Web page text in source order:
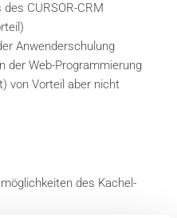
CURSOR-CRM
Anwenderschulung
der Web-Programmierung
von Vorteil aber nicht
des Kachel-